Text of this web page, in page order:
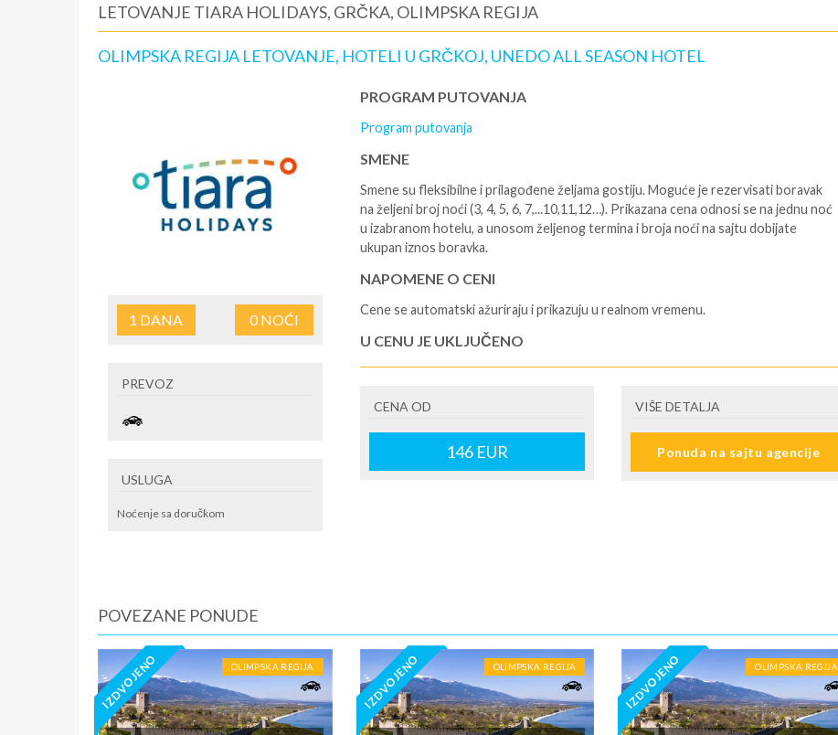
LETOVANJE TIARA HOLIDAYS, GRČKA, OLIMPSKA REGIJA
OLIMPSKA REGIJA LETOVANJE, HOTELI U GRČKOJ, UNEDO ALL SEASON HOTEL
1 DANA 0NOĆI
PREVOZ
USLUGA
Noćenje sa doručkom
PROGRAM PUTOVANJA
Program putovanja
SMENE
Smene su fleksibilne i prilagođene željama gostiju. Moguće je rezervisati boravak
na željeni broj noći (3, 4, 5, 6, 7,...10,11,12…). Prikazana cena odnosi se na jednu noć
u izabranom hotelu, a unosom željenog termina i broja noći na sajtu dobijate
ukupan iznos boravka.
NAPOMENE O CENI
Cene se automatski ažuriraju i prikazuju u realnom vremenu.
U CENU JE UKLJUČENO
- rezervisane i potvrđene usluge u izabranoj smeštajnoj jedinici prema opisu -
putovanja
- boravišne takse (naknada za otpornost na klimatsku krizu) na destinaciji, plaćaju
plaćaju u valuti domicilne zemlje na licu mesta. - individualne troškove
CENA OD
146EUR
VIŠE DETALJA
Ponuda na sajtu agencije
POVEZANE PONUDE
IZDVOJENO OLIMPSKA REGIJA IZDVOJENO OLIMPSKA REGIJA IZDVOJENO OLIMPSKA REGIJA